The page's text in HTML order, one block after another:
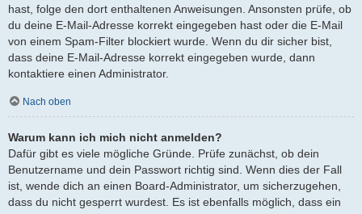
hast, folge den dort enthaltenen Anweisungen. Ansonsten prüfe, ob
du deine E-Mail-Adresse korrekt eingegeben hast oder die E-Mail
von einem Spam-Filter blockiert wurde. Wenn du dir sicher bist,
dass deine E-Mail-Adresse korrekt eingegeben wurde, dann
kontaktiere einen Administrator.
Nach oben
Warum kann ich mich nicht anmelden?
Dafür gibt es viele mögliche Gründe. Prüfe zunächst, ob dein
Benutzername und dein Passwort richtig sind. Wenn dies der Fall
ist, wende dich an einen Board-Administrator, um sicherzugehen,
dass du nicht gesperrt wurdest. Es ist ebenfalls möglich, dass ein